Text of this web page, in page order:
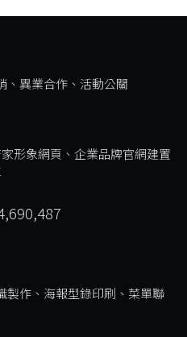
、異業合作、活動公關
形象網頁、企業品牌官網建置
製作、海報型錄印刷、菜單聯